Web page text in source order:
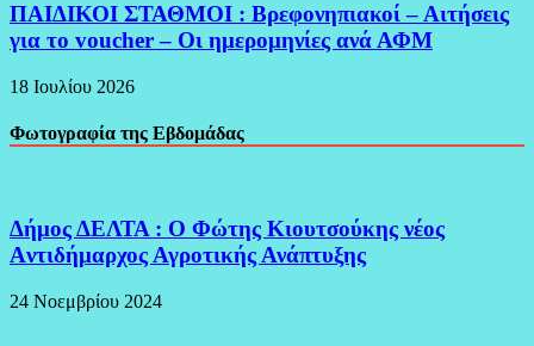
ΠΑΙΔΙΚΟΙ ΣΤΑΘΜΟΙ : Βρεφονηπιακοί – Αιτήσεις
για το voucher – Οι ημερομηνίες ανά ΑΦΜ
18 Ιουλίου 2026
Φωτογραφία της Εβδομάδας
Δήμος ΔΕΛΤΑ : Ο Φώτης Κιουτσούκης νέος
Aντιδήμαρχος Αγροτικής Ανάπτυξης
24 Νοεμβρίου 2024